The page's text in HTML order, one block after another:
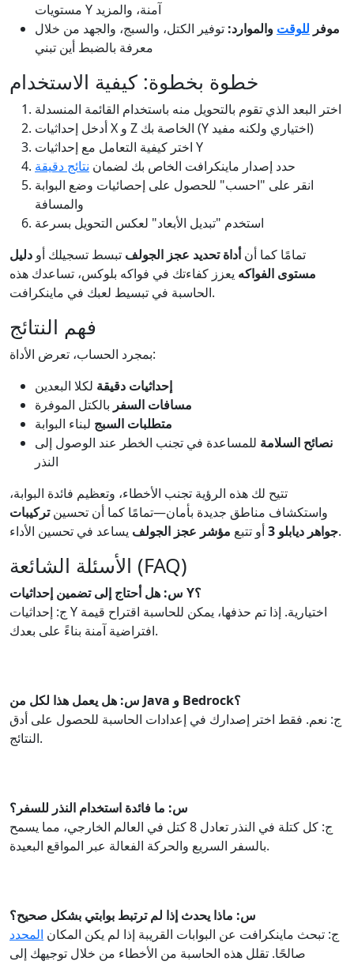
مستويات Y آمنة، والمزيد
موفر للوقت والموارد: توفير الكتل، والسبج، والجهد من خلال
معرفة بالضبط أين تبني
خطوة بخطوة: كيفية الاستخدام
اختر البعد الذي تقوم بالتحويل منه باستخدام القائمة المنسدلة
أدخل إحداثيات X و Z الخاصة بك (Y اختياري ولكنه مفيد)
اختر كيفية التعامل مع إحداثيات Y
حدد إصدار ماينكرافت الخاص بك لضمان نتائج دقيقة
انقر على "احسب" للحصول على إحصائيات وضع البوابة
والمسافة
استخدم "تبديل الأبعاد" لعكس التحويل بسرعة
تمامًا كما أنأداة تحديد عجز الجولف تبسط تسجيلك أو دليل
مستوى الفواكه يعزز كفاءتك في فواكه بلوكس، تساعدك هذه
الحاسبة في تبسيط لعبك في ماينكرافت.
فهم النتائج
بمجرد الحساب، تعرض الأداة:
إحداثيات دقيقة لكلا البعدين
مسافات السفر بالكتل الموفرة
متطلبات السبج لبناء البوابة
نصائح السلامة للمساعدة في تجنب الخطر عند الوصول إلى
النذر
تتيح لك هذه الرؤية تجنب الأخطاء، وتعظيم فائدة البوابة،
واستكشاف مناطق جديدة بأمان—تمامًا كما أن تحسينتركيبات
جواهر ديابلو 3
أو تتبع مؤشر عجز الجولف يساعد في تحسين الأداء.
الأسئلة الشائعة (FAQ)
س: هل أحتاج إلى تضمين إحداثيات Y؟
ج: إحداثيات Y اختيارية. إذا تم حذفها، يمكن للحاسبة اقتراح قيمة
افتراضية آمنة بناءً على بعدك.
س: هل يعمل هذا لكل من Java و Bedrock؟
ج: نعم. فقط اختر إصدارك في إعدادات الحاسبة للحصول على أدق
النتائج.
س: ما فائدة استخدام النذر للسفر؟
ج: كل كتلة في النذر تعادل 8 كتل في العالم الخارجي، مما يسمح
بالسفر السريع والحركة الفعالة عبر المواقع البعيدة.
س: ماذا يحدث إذا لم ترتبط بوابتي بشكل صحيح؟
ج: تبحث ماينكرافت عن البوابات القريبة إذا لم يكن المكان المحدد
صالحًا. تقلل هذه الحاسبة من الأخطاء من خلال توجيهك إلى